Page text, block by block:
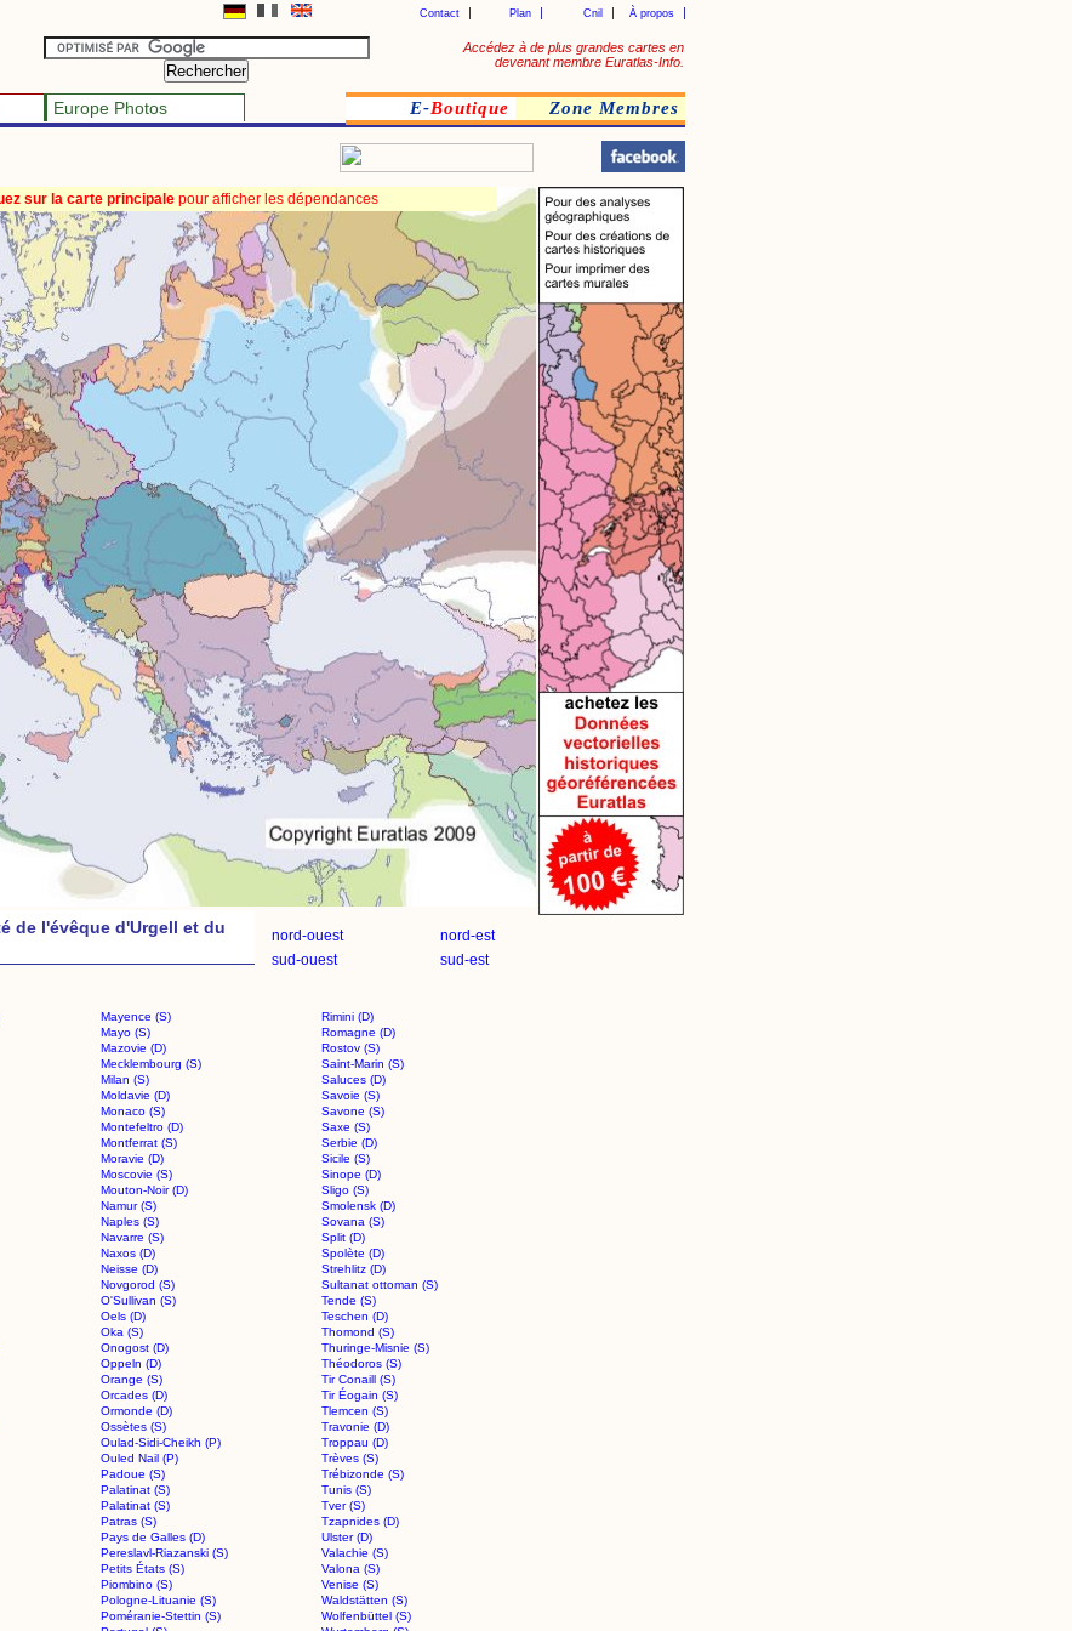
Accédez à de plus grandes cartes en
devenant membre Euratlas-Info.
À propos
Cnil
Plan
Contact
Europe Photos E-Boutique Zone Membres
sur la carte principale pour afficher les dépendances
de l'évêque d'Urgell et du
nord-ouest
nord-est
sud-ouest
sud-est
Mayence (S)
Rimini (D)
Mayo (S)
Romagne (D)
Mazovie (D)
Rostov (S)
Mecklembourg (S)
Saint-Marin (S)
Milan (S)
Saluces (D)
Moldavie (D)
Savoie (S)
Monaco (S)
Savone (S)
Montefeltro (D)
Saxe (S)
Montferrat (S)
Serbie (D)
Moravie (D)
Sicile (S)
Moscovie (S)
Sinope (D)
Mouton-Noir (D)
Sligo (S)
Namur (S)
Smolensk (D)
Naples (S)
Sovana (S)
Navarre (S)
Split (D)
Naxos (D)
Spolète (D)
Neisse (D)
Strehlitz (D)
Novgorod (S)
Sultanat ottoman (S)
O'Sullivan (S)
Tende (S)
Oels (D)
Teschen (D)
Oka (S)
Thomond (S)
Onogost (D)
Thuringe-Misnie (S)
Oppeln (D)
Théodoros (S)
Orange (S)
Tir Conaill (S)
Orcades (D)
Tir Éogain (S)
Ormonde (D)
Tlemcen (S)
Ossètes (S)
Travonie (D)
Oulad-Sidi-Cheikh (P)
Troppau (D)
Ouled Nail (P)
Trèves (S)
Padoue (S)
Trébizonde (S)
Palatinat (S)
Tunis (S)
Palatinat (S)
Tver (S)
Patras (S)
Tzapnides (D)
Pays de Galles (D)
Ulster (D)
Pereslavl-Riazanski (S)
Valachie (S)
Petits États (S)
Valona (S)
Piombino (S)
Venise (S)
Pologne-Lituanie (S)
Waldstätten (S)
Poméranie-Stettin (S)
Wolfenbüttel (S)